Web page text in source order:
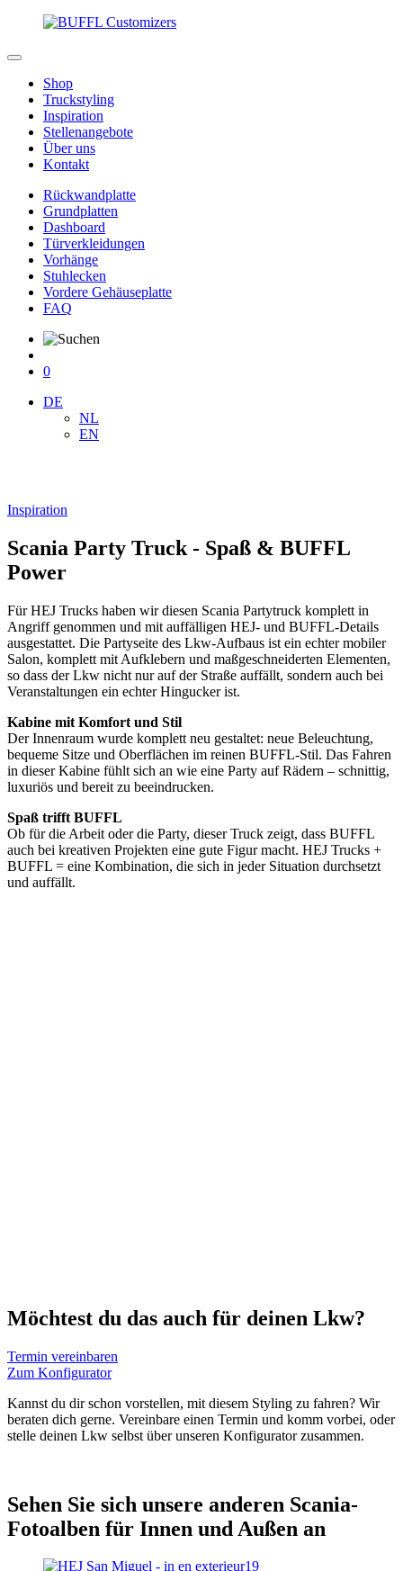
Shop
Truckstyling
Inspiration
Stellenangebote
Über uns
Kontakt
Rückwandplatte
Grundplatten
Dashboard
Türverkleidungen
Vorhänge
Stuhlecken
Vordere Gehäuseplatte
FAQ
0
DE
NL
EN
Inspiration
Scania Party Truck - Spaß & BUFFL
Power
Für HEJ Trucks haben wir diesen Scania Partytruck komplett in
Angriff genommen und mit auffälligen HEJ- und BUFFL-Details
ausgestattet. Die Partyseite des Lkw-Aufbaus ist ein echter mobiler
Salon, komplett mit Aufklebern und maßgeschneiderten Elementen,
so dass der Lkw nicht nur auf der Straße auffällt, sondern auch bei
Veranstaltungen ein echter Hingucker ist.
Kabine mit Komfort und Stil
Der Innenraum wurde komplett neu gestaltet: neue Beleuchtung,
bequeme Sitze und Oberflächen im reinen BUFFL-Stil. Das Fahren
in dieser Kabine fühlt sich an wie eine Party auf Rädern – schnittig,
luxuriös und bereit zu beeindrucken.
Spaß trifft BUFFL
Ob für die Arbeit oder die Party, dieser Truck zeigt, dass BUFFL
auch bei kreativen Projekten eine gute Figur macht. HEJ Trucks +
BUFFL = eine Kombination, die sich in jeder Situation durchsetzt
und auffällt.
Möchtest du das auch für deinen Lkw?
Termin vereinbaren
Zum Konfigurator
Kannst du dir schon vorstellen, mit diesem Styling zu fahren? Wir
beraten dich gerne. Vereinbare einen Termin und komm vorbei, oder
stelle deinen Lkw selbst über unseren Konfigurator zusammen.
Sehen Sie sich unsere anderen Scania-
Fotoalben für Innen und Außen an